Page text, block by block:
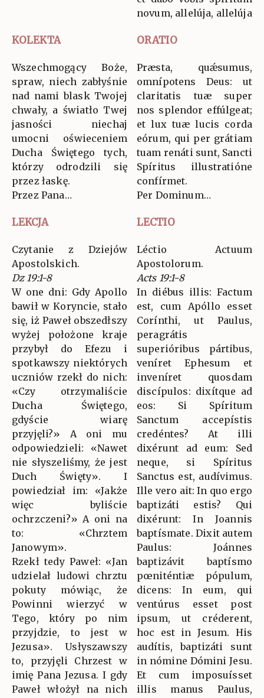
novum, allelúja, allelúja
KOLEKTA ORATIO
Wszechmogący Boże,
spraw, niech zabłyśnie
nad nami blask Twojej
chwały, a światło Twej
jasności niechaj
umocni oświeceniem
Ducha Świętego tych,
którzy odrodzili się
przez łaskę.
Przez Pana…
Præsta, quǽsumus,
omnípotens Deus: ut
claritatis tuæ super
nos splendor effúlgeat;
et lux tuæ lucis corda
eórum, qui per grátiam
tuam renáti sunt, Sancti
Spíritus illustratióne
confírmet.
Per Dominum…
LEKCJA LECTIO
Czytanie z Dziejów
Apostolskich.
Dz 19:1-8
W one dni: Gdy Apollo
bawił w Koryncie, stało
się, iż Paweł obszedłszy
wyżej położone kraje
przybył do Efezu i
spotkawszy niektórych
uczniów rzekł do nich:
«Czy otrzymaliście
Ducha Świętego,
gdyście wiarę
przyjęli?» A oni mu
odpowiedzieli: «Nawet
nie słyszeliśmy, że jest
Duch Święty». I
powiedział im: «Jakże
więc byliście
ochrzczeni?» A oni na
to: «Chrztem
Janowym».
Rzekł tedy Paweł: «Jan
udzielał ludowi chrztu
pokuty mówiąc, że
Powinni wierzyć w
Tego, który po nim
przyjdzie, to jest w
Jezusa». Usłyszawszy
to, przyjęli Chrzest w
imię Pana Jezusa. I gdy
Paweł włożył na nich
Léctio Actuum
Apostolorum.
Acts 19:1-8
In diébus illis: Factum
est, cum Apóllo esset
Corínthi, ut Paulus,
peragrátis
superióribus pártibus,
veníret Ephesum et
inveníret quosdam
discípulos: dixítque ad
eos: Si Spíritum
Sanctum accepístis
credéntes? At illi
dixérunt ad eum: Sed
neque, si Spíritus
Sanctus est, audívimus.
Ille vero ait: In quo ergo
baptizáti estis? Qui
dixérunt: In Joannis
baptísmate. Dixit autem
Paulus: Joánnes
baptizávit baptísmo
pœniténtiæ pópulum,
dicens: In eum, qui
ventúrus esset post
ipsum, ut créderent,
hoc est in Jesum. His
audítis, baptizáti sunt
in nómine Dómini Jesu.
Et cum imposuísset
illis manus Paulus,